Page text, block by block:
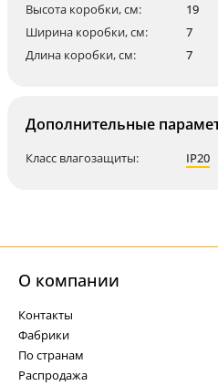
Высота коробки, см:
19
Ширина коробки, см:
7
Длина коробки, см:
7
Дополнительные
Класс влагозащиты: IP20
О компании
Контакты
Фабрики
По странам
Распродажа